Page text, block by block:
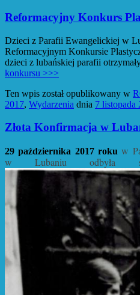
Reformacyjny Konkurs
Dzieci z Parafii Ewangelickiej w
Reformacyjnym Konkursie
dzieci z lubańskiej parafii
konkursu >>>
Ten wpis został opublikowany w
2017, Wydarzenia dnia 7 listopada
Złota Konfirmacja w
29 października 2017 roku w
w Lubaniu odbyła